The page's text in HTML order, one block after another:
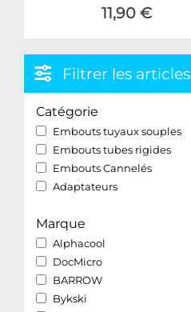
11,90 €
Filtrer les articles
Catégorie
Embouts tuyaux souples
Embouts tubes rigides
Embouts Cannelés
Adaptateurs
Marque
Alphacool
DocMicro
BARROW
Bykski